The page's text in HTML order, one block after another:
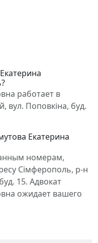
работает в
вул. Поповкіна, буд.
Екатерина
номерам,
Сімферополь, р-н
15. Адвокат
ожидает вашего